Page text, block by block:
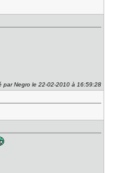
par Negro le 22-02-2010 à 16:59:28